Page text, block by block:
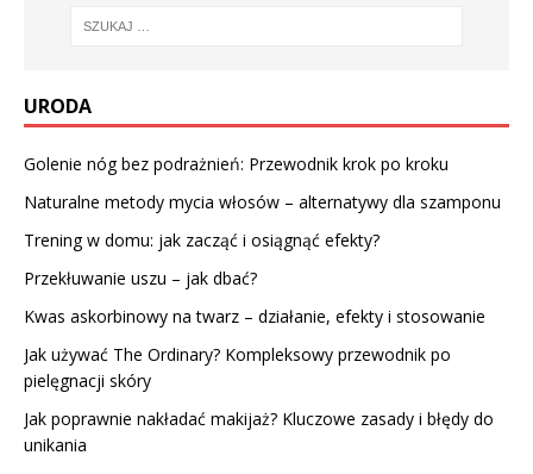
URODA
Golenie nóg bez podrażnień: Przewodnik krok po kroku
Naturalne metody mycia włosów – alternatywy dla szamponu
Trening w domu: jak zacząć i osiągnąć efekty?
Przekłuwanie uszu – jak dbać?
Kwas askorbinowy na twarz – działanie, efekty i stosowanie
Jak używać The Ordinary? Kompleksowy przewodnik po
pielęgnacji skóry
Jak poprawnie nakładać makijaż? Kluczowe zasady i błędy do
unikania